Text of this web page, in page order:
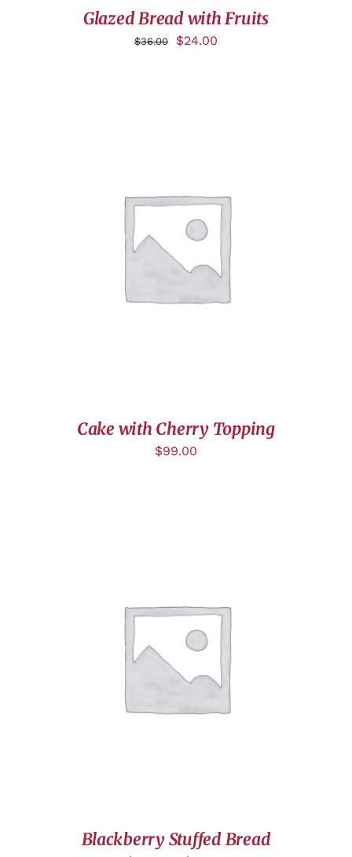
Glazed Bread with Fruits
$36.00 $24.00
AJOUTER AU PANIER
Cake with Cherry Topping
$99.00
DÉTAILS
Blackberry Stuffed Bread